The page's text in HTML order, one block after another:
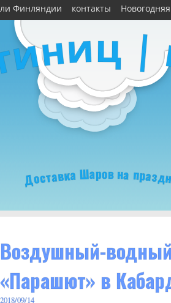
Финляндии контакты
иниц |
Доставка Шаров на празд
Воздушный-
«Парашют» в
2018/09/14